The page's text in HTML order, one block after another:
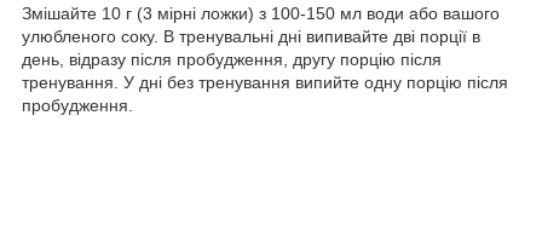
Змішайте 10 г (3 мірні ложки) з 100-150 мл води або вашого
улюбленого соку. В тренувальні дні випивайте дві порції в
день, відразу після пробудження, другу порцію після
тренування. У дні без тренування випийте одну порцію після
пробудження.